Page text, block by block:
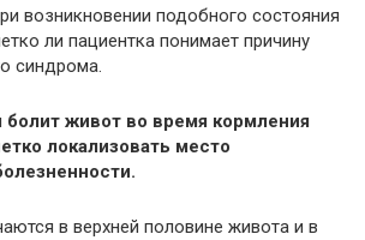
возникновении подобного состояния
ли пациентка понимает причину
синдрома.
живот во время кормления
локализовать место
в верхней половине живота и в